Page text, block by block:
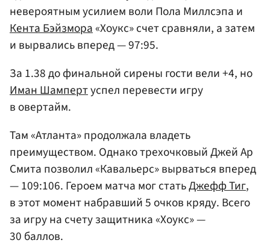
невероятным усилием воли Пола Миллсэпа и
Кента Бэйзмора«Хоукс» счет сравняли, а затем
и вырвались вперед — 97:95.
За 1.38 до финальной сирены гости вели +4, но
Иман Шампертуспел перевести игру
в овертайм.
Там «Атланта» продолжала владеть
преимуществом. Однако трехочковый Джей Ар
Смита позволил «Кавальерс» вырваться вперед
— 109:106. Героем матча мог статьДжефф Тиг,
в этот момент набравший 5 очков кряду. Всего
за игру на счету защитника «Хоукс» —
30 баллов.